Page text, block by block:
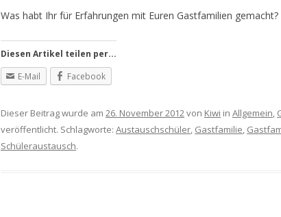
Was habt Ihr für Erfahrungen mit Euren Gastfamilien
Diesen Artikel teilen per...
E-Mail
Facebook
Dieser Beitrag wurde am 26. November 2012von Kiwi in Allgemein,
veröffentlicht. Schlagworte: Austauschschüler, Gastfamilie,
Schüleraustausch.